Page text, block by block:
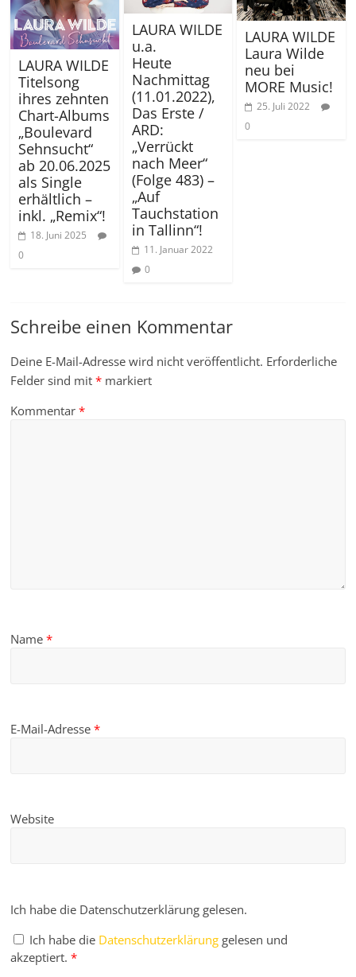
LAURA WILDE
Titelsong
ihres zehnten
Chart-Albums
„Boulevard
Sehnsucht“
ab 20.06.2025
als Single
erhältlich –
inkl. „Remix“!
18. Juni 2025
0
LAURA WILDE
u.a.
Heute
Nachmittag
(11.01.2022),
Das Erste /
ARD:
„Verrückt
nach Meer“
(Folge 483) –
„Auf
Tauchstation
in Tallinn“!
11. Januar 2022
0
LAURA WILDE
Laura Wilde
neu bei
MORE Music!
25. Juli 2022
0
Schreibe einen Kommentar
Deine E-Mail-Adresse wird nicht veröffentlicht. Erforderliche
Felder sind mit* markiert
Kommentar*
Name*
E-Mail-Adresse*
Website
Ich habe die Datenschutzerklärung gelesen.
Ich habe die Datenschutzerklärung gelesen und
akzeptiert. *